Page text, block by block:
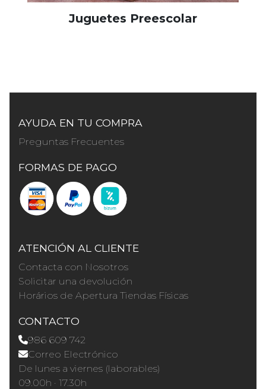
Juguetes Preescolar
AYUDA EN TU COMPRA
Preguntas Frecuentes
FORMAS DE PAGO
ATENCIÓN AL CLIENTE
Contacta con Nosotros
Solicitar una devolución
Horários de Apertura Tiendas Físicas
CONTACTO
986 609 742
Correo Electrónico
De lunes a viernes (laborables)
09.00h · 17.30h